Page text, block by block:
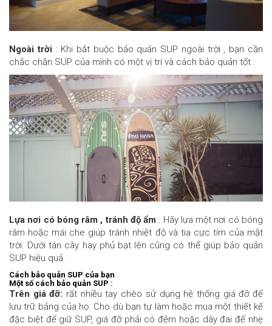
Ngoài trời : Khi bắt buộc bảo quản SUP ngoài trời , bạn cần
chắc chắn SUP của mình có một vị trí và cách bảo quản tốt :
Lựa nơi có bóng râm , tránh độ ẩm : Hãy lựa một nơi có bóng
râm hoặc mái che giúp tránh nhiệt độ và tia cực tím của mặt
trời. Dưới tán cây hay phủ bạt lên cũng có thể giúp bảo quản
SUP hiệu quả .
Cách bảo quản SUP của bạn
Một số cách bảo quản SUP :
Trên giá đỡ: rất nhiều tay chèo sử dụng hệ thống giá đỡ để
lưu trữ bảng của họ. Cho dù bạn tự làm hoặc mua một thiết kế
đặc biệt để giữ SUP, giá đỡ phải có đệm hoặc dây đai để nhẹ